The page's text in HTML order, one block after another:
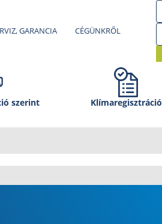
GARANCIA CÉGÜNKRŐL
szerint Klíma­regisztráció